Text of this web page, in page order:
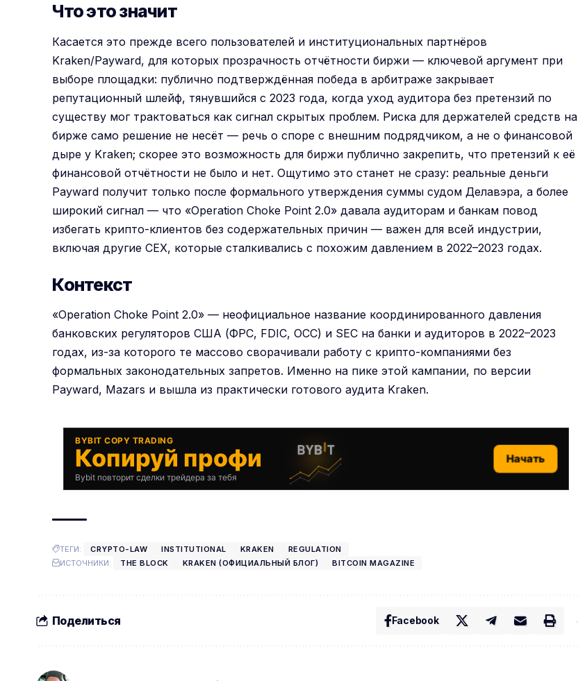
Что это значит
Касается это прежде всего пользователей и институциональных партнёров
Kraken/Payward, для которых прозрачность отчётности биржи — ключевой аргумент при
выборе площадки: публично подтверждённая победа в арбитраже закрывает
репутационный шлейф, тянувшийся с 2023 года, когда уход аудитора без претензий по
существу мог трактоваться как сигнал скрытых проблем. Риска для держателей средств на
бирже само решение не несёт — речь о споре с внешним подрядчиком, а не о финансовой
дыре у Kraken; скорее это возможность для биржи публично закрепить, что претензий к её
финансовой отчётности не было и нет. Ощутимо это станет не сразу: реальные деньги
Payward получит только после формального утверждения суммы судом Делавэра, а более
широкий сигнал — что «Operation Choke Point 2.0» давала аудиторам и банкам повод
избегать крипто-клиентов без содержательных причин — важен для всей индустрии,
включая другие CEX, которые сталкивались с похожим давлением в 2022–2023 годах.
Контекст
«Operation Choke Point 2.0» — неофициальное название координированного давления
банковских регуляторов США (ФРС, FDIC, OCC) и SEC на банки и аудиторов в 2022–2023
годах, из-за которого те массово сворачивали работу с крипто-компаниями без
формальных законодательных запретов. Именно на пике этой кампании, по версии
Payward, Mazars и вышла из практически готового аудита Kraken.
BYBIT COPY TRADING
Копируй профи
Bybit повторит сделки трейдера за тебя
Начать
ТЕГИ: CRYPTO-LAW INSTITUTIONAL KRAKEN
REGULATION
ИСТОЧНИКИ:
THE BLOCK KRAKEN (ОФИЦИАЛЬНЫЙ БЛОГ) BITCOIN MAGAZINE
Поделиться Facebook